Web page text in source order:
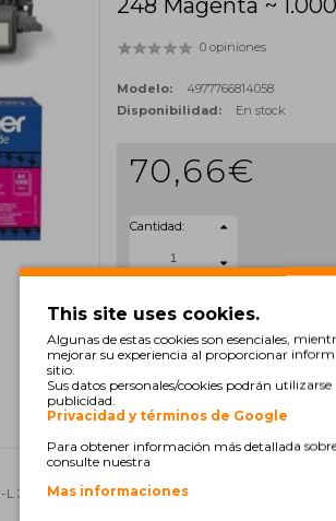
248 Magenta ~
0 opiniones
Modelo:
4977766814058
Disponibilidad:
En stock
70,66€
Cantidad:
ETIQUETAS:
TN248M TN248 248M TN-248M
3515 CDW Brother DCP-L 3520 CDW
This site uses cookies.
Algunas de estas cookies son esenciales,
mejorar su experiencia al proporcionar
sitio.
Sus datos personales/cookies podrán
publicidad.
Privacidad y términos de Google
Para obtener información más detallada
consulte nuestra
Mas informaciones